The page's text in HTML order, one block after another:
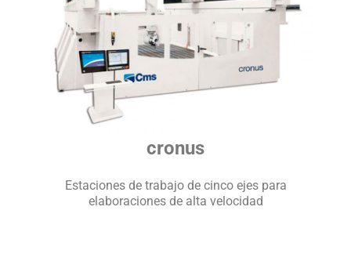
cronus
Estaciones de trabajo de cinco ejes para
elaboraciones de alta velocidad